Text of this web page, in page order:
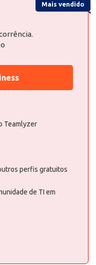
Mais vendido
Teamlyzer
perfis gratuitos
de TI em